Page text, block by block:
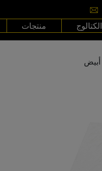
منتجات الكتالوج
أبيض